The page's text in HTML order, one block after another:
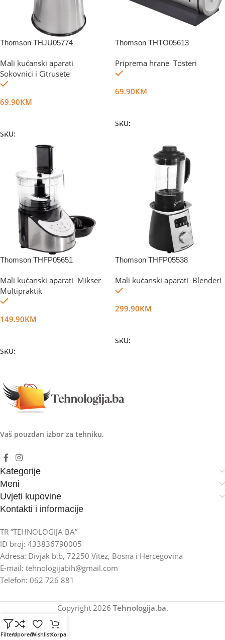
Thomson THJU05774
Mali kućanski aparati
Sokovnici i Citrusete
69.90KM
SKU:
Thomson THTO05613
Priprema hrane Tosteri
69.90KM
SKU:
Thomson THFP05651
Mali kućanski aparati Mikser
Multipraktik
149.90KM
SKU:
Thomson THFP05538
Mali kućanski aparati Blenderi
299.90KM
SKU:
Vaš pouzdan izbor za tehniku.
Kategorije
Meni
Uvjeti kupovine
Kontakti i informacije
TR “TEHNOLOGIJA BA”
ID broj: 433836790005
Adresa: Divjak b.b, 72250 Vitez, Bosna i Hercegovina
E-mail: tehnologijabih@gmail.com
Telefon: 062 726 881
Copyright 2026 Tehnologija.ba.
FiltersUporediWishlistKorpa